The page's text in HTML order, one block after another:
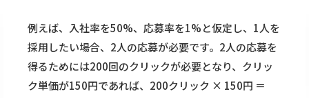
例えば、入社率を50%、応募率を1%と仮定し、1人を
採用したい場合、2人の応募が必要です。2人の応募を
得るためには200回のクリックが必要となり、クリッ
ク単価が150円であれば、200クリック × 150円 ＝